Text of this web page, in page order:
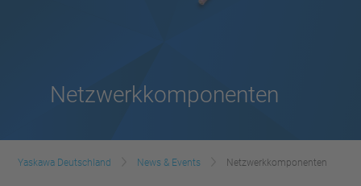
Netzwerkkomponenten
Yaskawa Deutschland News & Events Netzwerkkomponenten